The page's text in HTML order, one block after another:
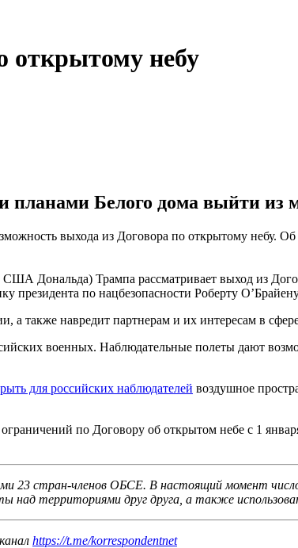
открытому небу
Белого дома выйти из
выхода из Договора по открытому небу. Об
Дональда) Трампа рассматривает выход из
президента по нацбезопасности Роберту
также навредит партнерам и их интересам в
военных. Наблюдательные полеты дают
для российских наблюдателей воздушное
ограничений по Договору об открытом небе с 1
23 стран-членов ОБСЕ. В настоящий момент
над территориями друг друга, а также
https://t.me/korrespondentnet